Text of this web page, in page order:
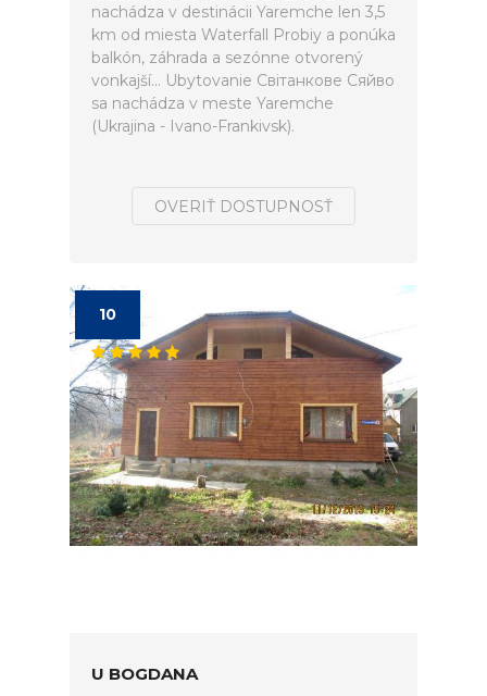
nachádza v destinácii Yaremche len 3,5
km od miesta Waterfall Probiy a ponúka
balkón, záhrada a sezónne otvorený
vonkajší... Ubytovanie Світанкове Сяйво
sa nachádza v meste Yaremche
(Ukrajina - Ivano-Frankivsk).
OVERIŤ DOSTUPNOSŤ
10
U BOGDANA